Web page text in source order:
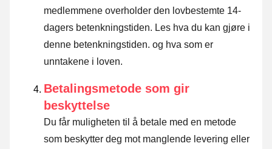
medlemmene overholder den lovbestemte 14-
dagers betenkningstiden. Les hva du kan gjøre i
denne betenkningstiden. og hva som er
unntakene i loven.
Betalingsmetode som gir
beskyttelse
Du får muligheten til å betale med en metode
som beskytter deg mot manglende levering eller